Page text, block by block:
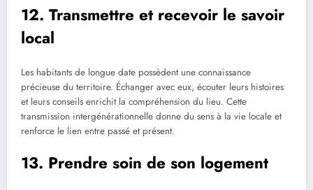
12. Transmettre et recevoir le savoir
local
Les habitants de longue date possèdent une connaissance
précieuse du territoire. Échanger avec eux, écouter leurs histoires
et leurs conseils enrichit la compréhension du lieu. Cette
transmission intergénérationnelle donne du sens à la vie locale et
renforce le lien entre passé et présent.
13. Prendre soin de son logement